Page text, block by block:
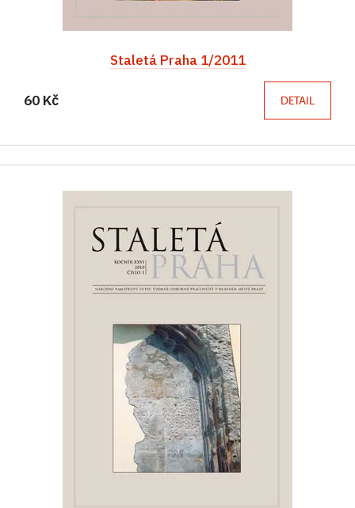
Staletá Praha 1/2011
60 Kč DETAIL